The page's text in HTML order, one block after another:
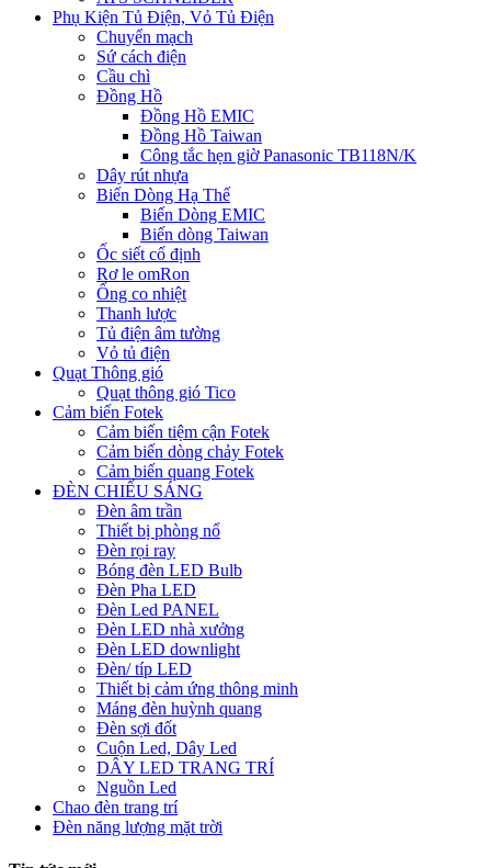
Phụ Kiện Tủ Điện, Vỏ Tủ Điện
Chuyển mạch
Sứ cách điện
Cầu chì
Đồng Hồ
Đồng Hồ EMIC
Đồng Hồ Taiwan
Công tắc hẹn giờ Panasonic TB118N/K
Dây rút nhựa
Biến Dòng Hạ Thế
Biến Dòng EMIC
Biến dòng Taiwan
Ốc siết cố định
Rơ le omRon
Ống co nhiệt
Thanh lược
Tủ điện âm tường
Vỏ tủ điện
Quạt Thông gió
Quạt thông gió Tico
Cảm biến Fotek
Cảm biến tiệm cận Fotek
Cảm biến dòng chảy Fotek
Cảm biến quang Fotek
ĐÈN CHIẾU SÁNG
Đèn âm trần
Thiết bị phòng nổ
Đèn rọi ray
Bóng đèn LED Bulb
Đèn Pha LED
Đèn Led PANEL
Đèn LED nhà xưởng
Đèn LED downlight
Đèn/ típ LED
Thiết bị cảm ứng thông minh
Máng đèn huỳnh quang
Đèn sợi đốt
Cuộn Led, Dây Led
DÂY LED TRANG TRÍ
Nguồn Led
Chao đèn trang trí
Đèn năng lượng mặt trời